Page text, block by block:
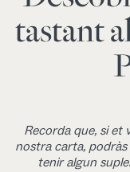
tastant
Recorda que, si et
nostra carta,
tenir algun